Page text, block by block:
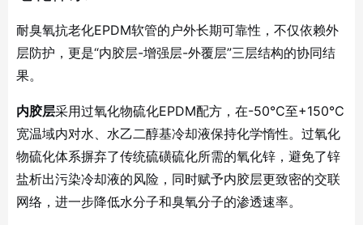
耐臭氧抗老化EPDM软管的户外长期可靠性，不仅依赖外
层防护，更是“内胶层-增强层-外覆层”三层结构的协同结
果。
内胶层采用过氧化物硫化EPDM配方，在-50℃至+150℃
宽温域内对水、水乙二醇基冷却液保持化学惰性。过氧化
物硫化体系摒弃了传统硫磺硫化所需的氧化锌，避免了锌
盐析出污染冷却液的风险，同时赋予内胶层更致密的交联
网络，进一步降低水分子和臭氧分子的渗透速率。